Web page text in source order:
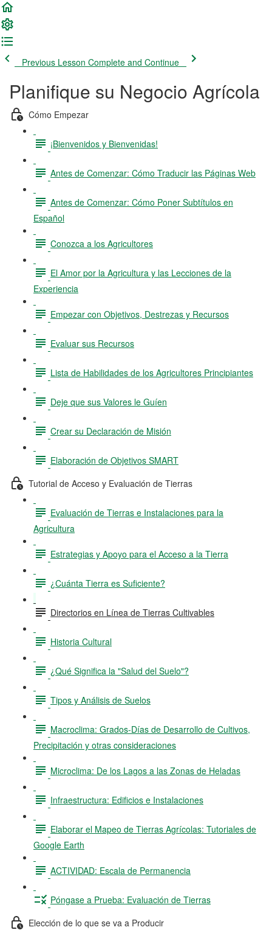
Previous Lesson Complete and Continue
Planifique su Negocio Agrícola
Cómo Empezar
¡Bienvenidos y Bienvenidas!
Antes de Comenzar: Cómo Traducir las Páginas Web
Antes de Comenzar: Cómo Poner Subtítulos en
Español
Conozca a los Agricultores
El Amor por la Agricultura y las Lecciones de la
Experiencia
Empezar con Objetivos, Destrezas y Recursos
Evaluar sus Recursos
Lista de Habilidades de los Agricultores Principiantes
Deje que sus Valores le Guíen
Crear su Declaración de Misión
Elaboración de Objetivos SMART
Tutorial de Acceso y Evaluación de Tierras
Evaluación de Tierras e Instalaciones para la
Agricultura
Estrategias y Apoyo para el Acceso a la Tierra
¿Cuánta Tierra es Suficiente?
Directorios en Línea de Tierras Cultivables
Historia Cultural
¿Qué Significa la "Salud del Suelo"?
Tipos y Análisis de Suelos
Macroclima: Grados-Días de Desarrollo de Cultivos,
Precipitación y otras consideraciones
Microclima: De los Lagos a las Zonas de Heladas
Infraestructura: Edificios e Instalaciones
Elaborar el Mapeo de Tierras Agrícolas: Tutoriales de
Google Earth
ACTIVIDAD: Escala de Permanencia
Póngase a Prueba: Evaluación de Tierras
Elección de lo que se va a Producir